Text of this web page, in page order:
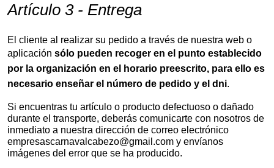
Artículo 3 - Entrega
El cliente al realizar su pedido a través de nuestra web o
aplicación sólo pueden recoger en el punto establecido
por la organización en el horario preescrito, para ello es
necesario enseñar el número de pedido y el dni.
Si encuentras tu artículo o producto defectuoso o dañado
durante el transporte, deberás comunicarte con nosotros de
inmediato a nuestra dirección de correo electrónico
empresascarnavalcabezo@gmail.com y envíanos
imágenes del error que se ha producido.